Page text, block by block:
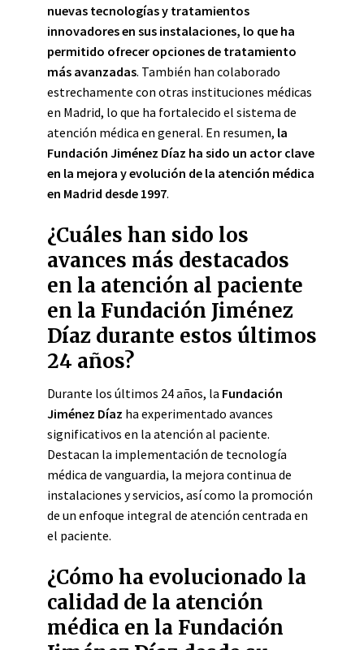
nuevas tecnologías y tratamientos
innovadores en sus instalaciones, lo que ha
permitido ofrecer opciones de tratamiento
más avanzadas. También han colaborado
estrechamente con otras instituciones médicas
en Madrid, lo que ha fortalecido el sistema de
atención médica en general. En resumen, la
Fundación Jiménez Díaz ha sido un actor clave
en la mejora y evolución de la atención médica
en Madrid desde 1997.
¿Cuáles han sido los
avances más destacados
en la atención al paciente
en la Fundación Jiménez
Díaz durante estos últimos
24 años?
Durante los últimos 24 años, la Fundación
Jiménez Díaz ha experimentado avances
significativos en la atención al paciente.
Destacan la implementación de tecnología
médica de vanguardia, la mejora continua de
instalaciones y servicios, así como la promoción
de un enfoque integral de atención centrada en
el paciente.
¿Cómo ha evolucionado la
calidad de la atención
médica en la Fundación